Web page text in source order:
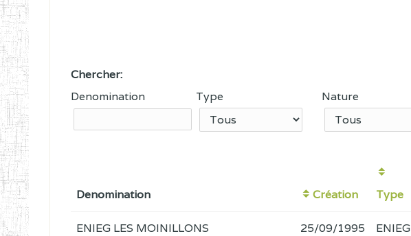
Chercher:
Denomination
Type Nature
Denomination Création Type
ENIEG LES MOINILLONS 25/09/1995 ENIEG